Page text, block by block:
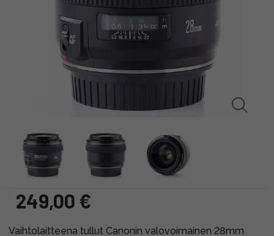
249,00 €
Vaihtolaitteena tullut Canonin valovoimainen 28mm